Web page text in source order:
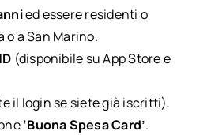
ed essere residenti o
a San Marino.
(disponibile su App Store e
il login se siete già iscritti).
‘Buona Spesa Card’.